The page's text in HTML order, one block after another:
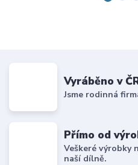
Vyráběno v
Jsme rodinná
Přímo od
Veškeré výrobky
naší dílně.